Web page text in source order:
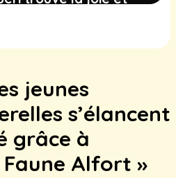
jeunes
s’élancent
grâce à
Alfort »